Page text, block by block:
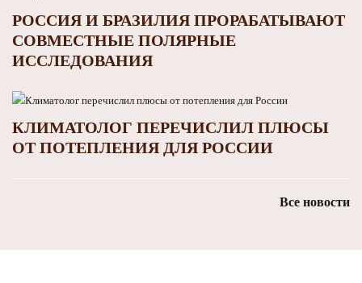
РОССИЯ И БРАЗИЛИЯ ПРОРАБАТЫВАЮТ
СОВМЕСТНЫЕ ПОЛЯРНЫЕ
ИССЛЕДОВАНИЯ
КЛИМАТОЛОГ ПЕРЕЧИСЛИЛ ПЛЮСЫ
ОТ ПОТЕПЛЕНИЯ ДЛЯ РОССИИ
Все новости